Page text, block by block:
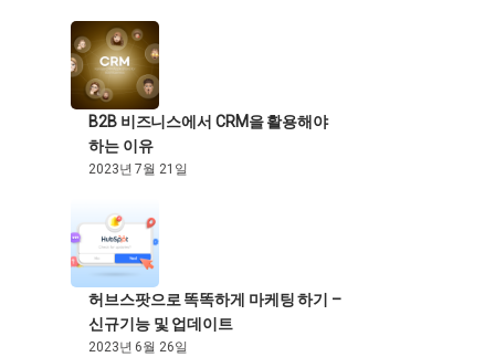
B2B 비즈니스에서 CRM을 활용해야
하는 이유
2023년 7월 21일
허브스팟으로 똑똑하게 마케팅 하기 –
신규기능 및 업데이트
2023년 6월 26일